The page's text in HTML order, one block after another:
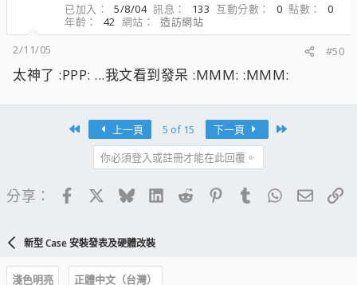
已加入
5/8/04 訊息 133 互動分數 0 點數
0
年齡
42 網站
造訪網站
2/11/05
#50
太神了 :PPP: ...我文看到發呆 :MMM: :MMM:
上一頁 5 of 15 下一頁
你必須登入或註冊才能在此回覆。
分享： FacebookBlueskyLinkedIn
Reddit PinterestTumblrWhatsApp
電子
新型 Case 安裝發表及硬體改裝
淺色明亮
正體中文（台灣）